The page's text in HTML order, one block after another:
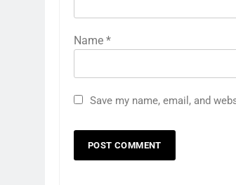
Name *
Save my name, email, and